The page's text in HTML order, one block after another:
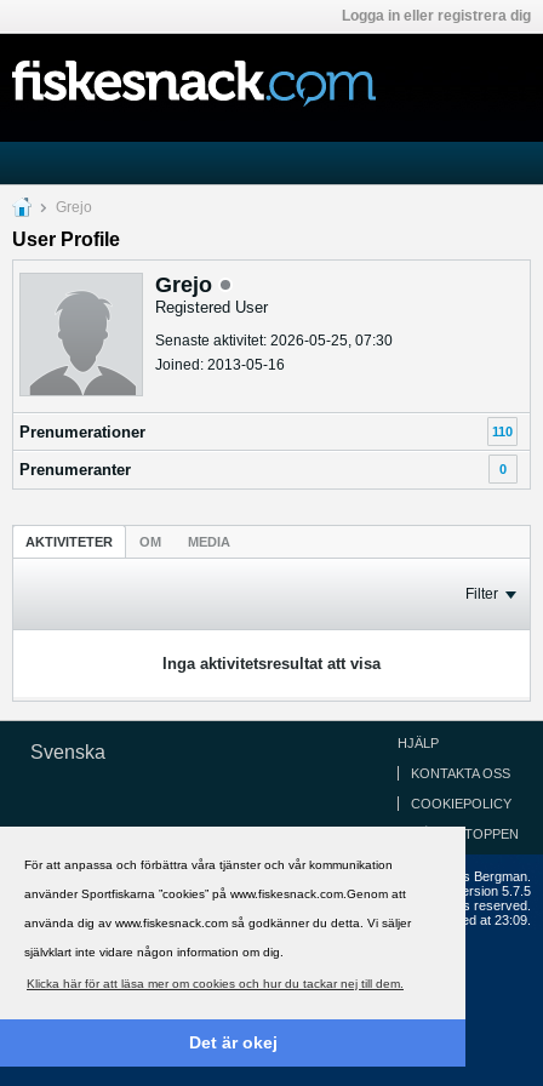
För att anpassa och förbättra våra tjänster och vår kommunikation
använder Sportfiskarna ”cookies” på www.fiskesnack.com.Genom att
använda dig av www.fiskesnack.com så godkänner du detta. Vi säljer
självklart inte vidare någon information om dig.
Klicka här för att läsa mer om cookies och hur du tackar nej till dem.
Det är okej
Logga in eller registrera dig
Grejo
User Profile
Grejo
Registered User
Senaste aktivitet: 2026-05-25, 07:30
Joined: 2013-05-16
Prenumerationer 110
Prenumeranter 0
AKTIVITETER OM MEDIA
Filter
Inga aktivitetsresultat att visa
Svenska HJÄLP
KONTAKTA OSS
COOKIEPOLICY
GÅ TILL TOPPEN
Copyright ©2002 - 2021, FiskeSnack.com. Grundad 2002 av Anders Bergman.
Powered byvBulletin®
Version 5.7.5
Copyright © 2026 MH Sub I, LLC dba vBulletin. All rights reserved.
All times are GMT+1. This page was generated at 23:09.